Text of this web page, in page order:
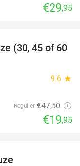
€29,95
58%
(30, 45 of 60
9.6 star
Regulier €47,50
€19,95